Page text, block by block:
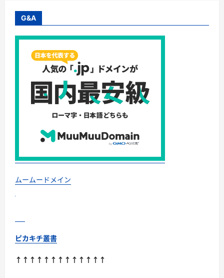
G&A
ムームードメイン
ピカキチ叢書
↑↑↑↑↑↑↑↑↑↑↑↑↑